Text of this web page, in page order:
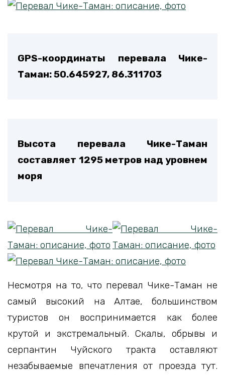
GPS-координаты перевала Чике-
Таман: 50.645927, 86.311703
Высота перевала Чике-Таман
составляет 1295 метров над уровнем
моря
Несмотря на то, что перевал Чике-Таман не
самый высокий на Алтае, большинством
туристов он воспринимается как более
крутой и экстремальный. Скалы, обрывы и
серпантин Чуйского тракта оставляют
незабываемые впечатления от проезда тут.